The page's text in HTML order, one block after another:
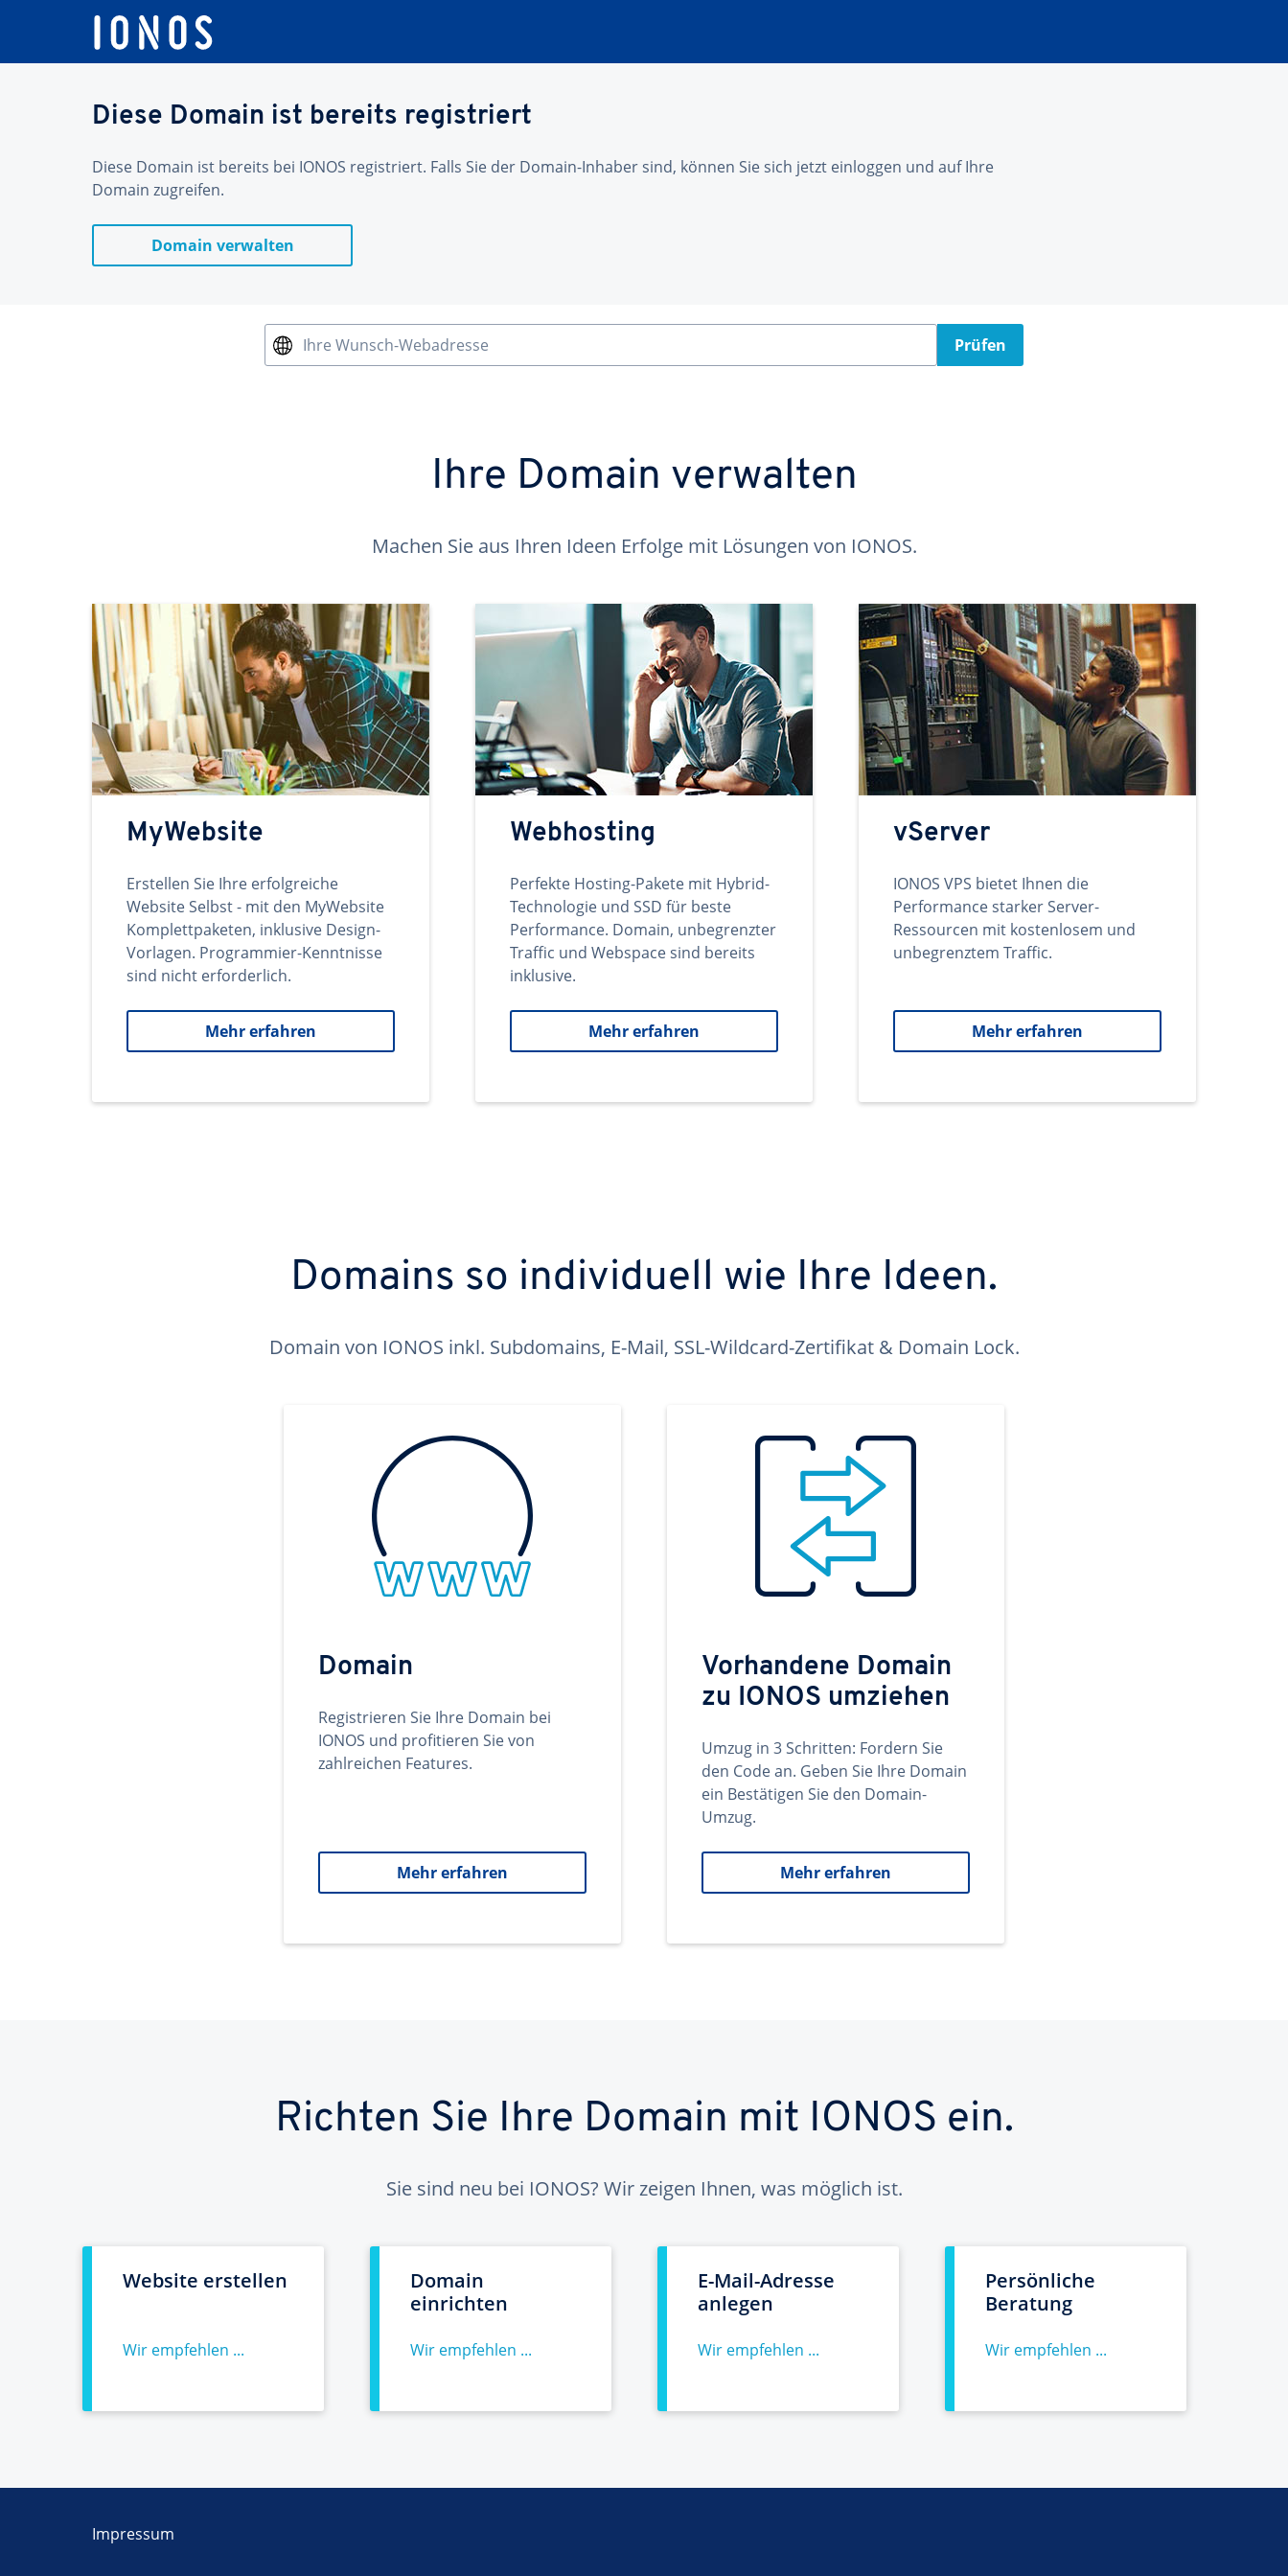
Diese Domain ist bereits registriert
Diese Domain ist bereits bei IONOS registriert. Falls Sie der Domain-Inhaber sind, können Sie sich jetzt einloggen und auf Ihre
Domain zugreifen.
Domain verwalten
Ihre Wunsch-Webadresse Prüfen
Ihre Domain verwalten
Machen Sie aus Ihren Ideen Erfolge mit Lösungen von IONOS.
MyWebsite
Erstellen Sie Ihre erfolgreiche
Website Selbst - mit den MyWebsite
Komplettpaketen, inklusive Design-
Vorlagen. Programmier-Kenntnisse
sind nicht erforderlich.
Mehr erfahren
Webhosting
Perfekte Hosting-Pakete mit Hybrid-
Technologie und SSD für beste
Performance. Domain, unbegrenzter
Traffic und Webspace sind bereits
inklusive.
Mehr erfahren
vServer
IONOS VPS bietet Ihnen die
Performance starker Server-
Ressourcen mit kostenlosem und
unbegrenztem Traffic.
Mehr erfahren
Domains so individuell wie Ihre Ideen.
Domain von IONOS inkl. Subdomains, E-Mail, SSL-Wildcard-Zertifikat & Domain Lock.
Domain
Registrieren Sie Ihre Domain bei
IONOS und profitieren Sie von
zahlreichen Features.
Mehr erfahren
Vorhandene Domain
zu IONOS umziehen
Umzug in 3 Schritten: Fordern Sie
den Code an. Geben Sie Ihre Domain
ein Bestätigen Sie den Domain-
Umzug.
Mehr erfahren
Richten Sie Ihre Domain mit IONOS ein.
Sie sind neu bei IONOS? Wir zeigen Ihnen, was möglich ist.
Website erstellen
Wir empfehlen ...
Domain
einrichten
Wir empfehlen ...
E-Mail-Adresse
anlegen
Wir empfehlen ...
Persönliche
Beratung
Wir empfehlen ...
Impressum